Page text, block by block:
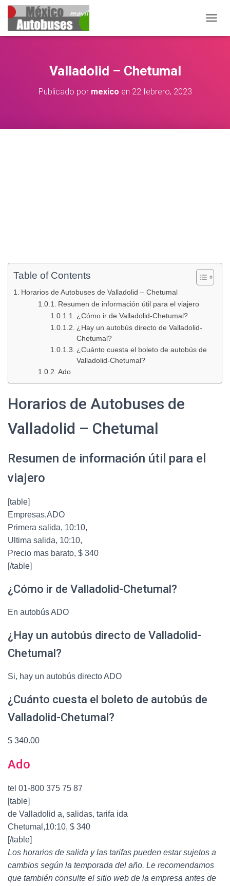
Valladolid – Chetumal
Publicado por mexico en 22 febrero, 2023
Table of Contents
Horarios de Autobuses de Valladolid – Chetumal
Resumen de información útil para el viajero
¿Cómo ir de Valladolid-Chetumal?
¿Hay un autobús directo de Valladolid-
Chetumal?
¿Cuánto cuesta el boleto de autobús de
Valladolid-Chetumal?
Ado
Horarios de Autobuses de
Valladolid – Chetumal
Resumen de información útil para el
viajero
[table]
Empresas,ADO
Primera salida, 10:10,
Ultima salida, 10:10,
Precio mas barato, $ 340
[/table]
¿Cómo ir de Valladolid-Chetumal?
En autobús ADO
¿Hay un autobús directo de Valladolid-
Chetumal?
Si, hay un autobús directo ADO
¿Cuánto cuesta el boleto de autobús de
Valladolid-Chetumal?
$ 340.00
Ado
tel 01-800 375 75 87
[table]
de Valladolid a, salidas, tarifa ida
Chetumal,10:10, $ 340
[/table]
Los horarios de salida y las tarifas pueden estar sujetos a
cambios según la temporada del año. Le recomendamos
que también consulte el sitio web de la empresa antes de